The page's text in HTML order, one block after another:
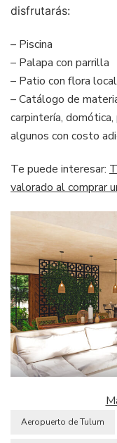
disfrutarás:
– Piscina
– Palapa con parrilla
– Patio con flora local
– Catálogo de
carpintería,
algunos con costo
Te puede interesar:
valorado al comprar
Aeropuerto de Tulum